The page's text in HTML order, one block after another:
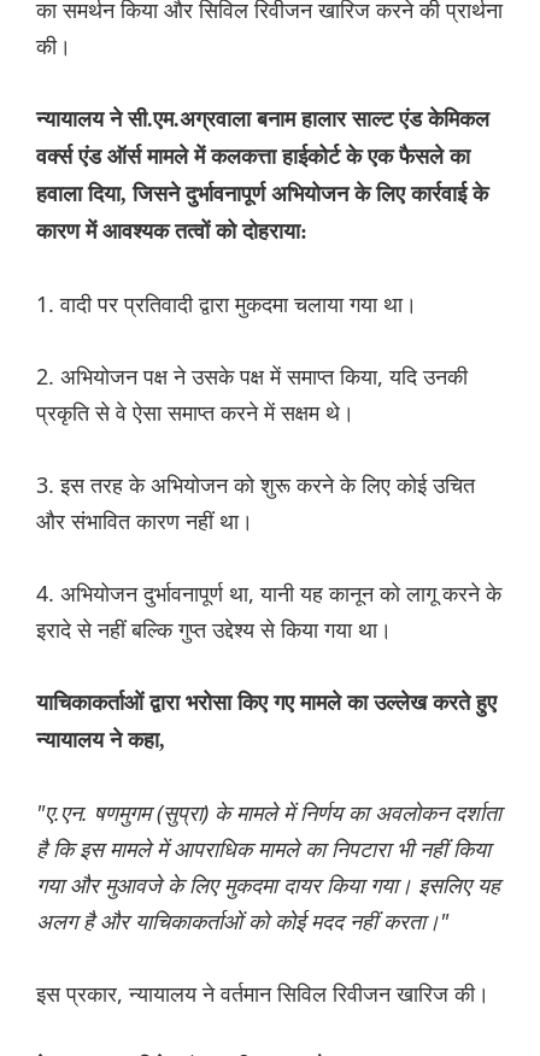
का समर्थन किया और सिविल रिवीजन खारिज करने की प्रार्थना
की।
न्यायालय ने सी.एम.अग्रवाला बनाम हालार साल्ट एंड केमिकल
वर्क्स एंड ऑर्स मामले में कलकत्ता हाईकोर्ट के एक फैसले का
हवाला दिया, जिसने दुर्भावनापूर्ण अभियोजन के लिए कार्रवाई के
कारण में आवश्यक तत्वों को दोहराया:
1. वादी पर प्रतिवादी द्वारा मुकदमा चलाया गया था।
2. अभियोजन पक्ष ने उसके पक्ष में समाप्त किया, यदि उनकी
प्रकृति से वे ऐसा समाप्त करने में सक्षम थे।
3. इस तरह के अभियोजन को शुरू करने के लिए कोई उचित
और संभावित कारण नहीं था।
4. अभियोजन दुर्भावनापूर्ण था, यानी यह कानून को लागू करने के
इरादे से नहीं बल्कि गुप्त उद्देश्य से किया गया था।
याचिकाकर्ताओं द्वारा भरोसा किए गए मामले का उल्लेख करते हुए
न्यायालय ने कहा,
"ए.एन. षणमुगम (सुप्रा) के मामले में निर्णय का अवलोकन दर्शाता
है कि इस मामले में आपराधिक मामले का निपटारा भी नहीं किया
गया और मुआवजे के लिए मुकदमा दायर किया गया। इसलिए यह
अलग है और याचिकाकर्ताओं को कोई मदद नहीं करता।"
इस प्रकार, न्यायालय ने वर्तमान सिविल रिवीजन खारिज की।